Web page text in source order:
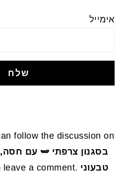
אימייל
FOOTER
follow the discussion on
בסגנון צרפתי
טבעוני a comment.